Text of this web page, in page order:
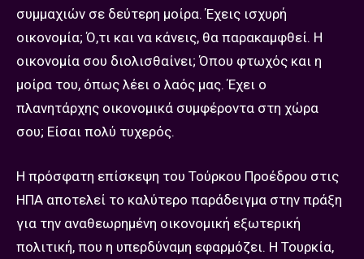
συμμαχιών σε δεύτερη μοίρα. Έχεις ισχυρή
οικονομία; Ό,τι και να κάνεις, θα παρακαμφθεί. Η
οικονομία σου διολισθαίνει; Όπου φτωχός και η
μοίρα του, όπως λέει ο λαός μας. Έχει ο
πλανητάρχης οικονομικά συμφέροντα στη χώρα
σου; Είσαι πολύ τυχερός.
Η πρόσφατη επίσκεψη του Τούρκου Προέδρου στις
ΗΠΑ αποτελεί το καλύτερο παράδειγμα στην πράξη
για την αναθεωρημένη οικονομική εξωτερική
πολιτική, που η υπερδύναμη εφαρμόζει. Η Τουρκία,